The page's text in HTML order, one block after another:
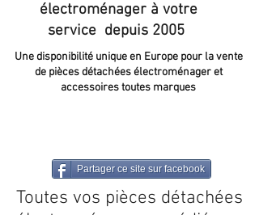
électroménager à votre
service depuis 2005
Une disponibilité unique en Europe pour la vente
de pièces détachées électroménager et
accessoires toutes marques
Partager ce site sur facebook
Toutes vos pièces détachées